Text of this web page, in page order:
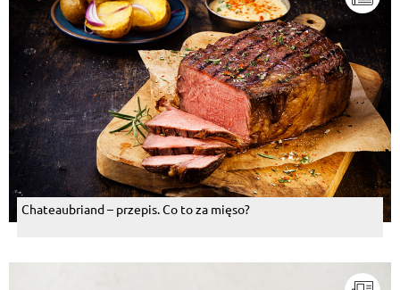
Chateaubriand – przepis. Co to za mięso?